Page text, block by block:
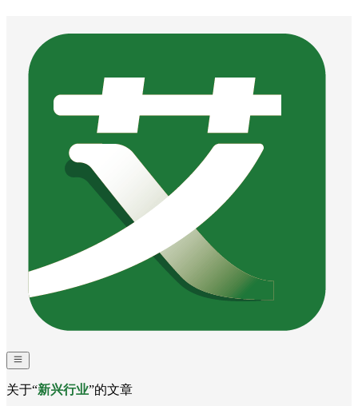
关于“新兴行业”的文章